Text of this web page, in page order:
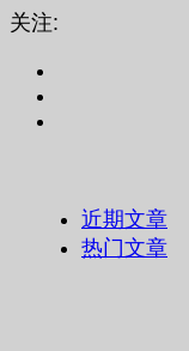
关注:
近期文章
热门文章